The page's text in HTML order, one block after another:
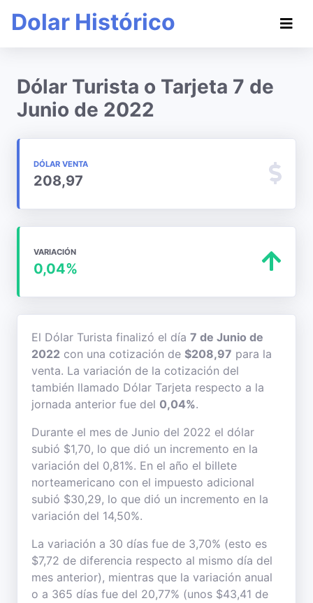
Dolar Histórico
Dólar Turista o Tarjeta 7 de
Junio de 2022
DÓLAR VENTA
208,97
VARIACIÓN
0,04%
El Dólar Turista finalizó el día 7 de Junio de
2022 con una cotización de $208,97 para la
venta. La variación de la cotización del
también llamado Dólar Tarjeta respecto a la
jornada anterior fue del 0,04%.
Durante el mes de Junio del 2022 el dólar
subió $1,70, lo que dió un incremento en la
variación del 0,81%. En el año el billete
norteamericano con el impuesto adicional
subió $30,29, lo que dió un incremento en la
variación del 14,50%.
La variación a 30 días fue de 3,70% (esto es
$7,72 de diferencia respecto al mismo día del
mes anterior), mientras que la variación anual
o a 365 días fue del 20,77% (unos $43,41 de